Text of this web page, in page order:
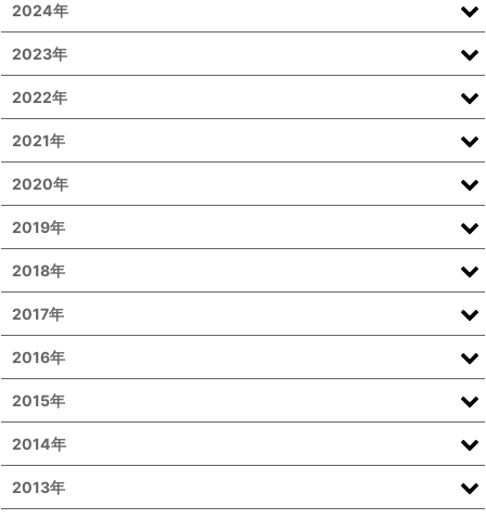
2024年
2023年
2022年
2021年
2020年
2019年
2018年
2017年
2016年
2015年
2014年
2013年